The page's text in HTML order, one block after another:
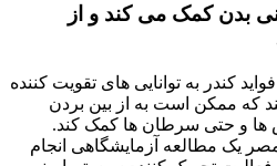
بدن کمک می کند و از
کندر به توانایی های تقویت کننده
که ممکن است به از بین بردن
ها و حتی سرطان ها کمک کند.
یک مطالعه آزمایشگاهی انجام